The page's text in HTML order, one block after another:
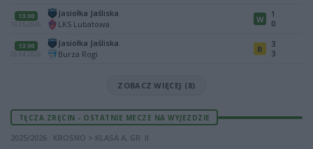
13:00
10.05.2026
Jasiołka Jaśliska
LKS Lubatowa
W
1
0
13:00
26.04.2026
Jasiołka Jaśliska
Burza Rogi
R
3
3
ZOBACZ WIĘCEJ (8)
TĘCZA ZRĘCIN - OSTATNIE MECZE NA WYJEZDZIE
2025/2026 · KROSNO > KLASA A, GR. II